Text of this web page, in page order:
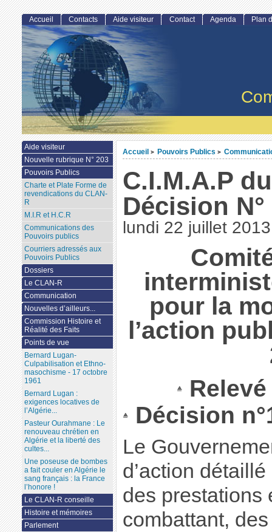
Accueil > Pouvoirs Publics >
C.I.M.A.P
Décision N°
lundi 22 juillet 2013
pour la
l’action
Décision
Le
d’action
des prestations
combattant,
Accueil Contacts Aide visiteur Contact Agenda Plan
Aide visiteur
Nouvelle rubrique N° 203
Pouvoirs Publics
Charte et Plate Forme de
revendications du CLAN-
R
M.I.R et H.C.R
Communications des
Pouvoirs publics
Courriers adressés aux
Pouvoirs Publics
Dossiers
Le CLAN-R
Communication
Nouvelles d’ailleurs...
Commission Histoire et
Réalité des Faits
Points de vue
Bernard Lugan-
Culpabilisation et Ethno-
masochisme - 17 octobre
1961
Bernard Lugan :
exigences locatives de
l’Algérie...
Pasteur Ourahmane : Le
renouveau chrétien en
Algérie et la liberté des
cultes...
Une poseuse de bombes
a fait couler en Algérie le
sang français : la France
l’honore !
Le CLAN-R conseille
Histoire et mémoires
Parlement